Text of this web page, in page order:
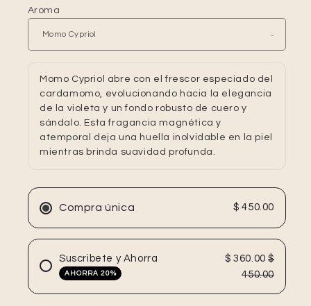
Aroma
Momo Cypriol abre con el frescor especiado del
cardamomo, evolucionando hacia la elegancia
de la violeta y un fondo robusto de cuero y
sándalo. Esta fragancia magnética y
atemporal deja una huella inolvidable en la piel
mientras brinda suavidad profunda.
Compra única $ 450.00
Suscribete y Ahorra
AHORRA 20%
$ 360.00 $
450.00